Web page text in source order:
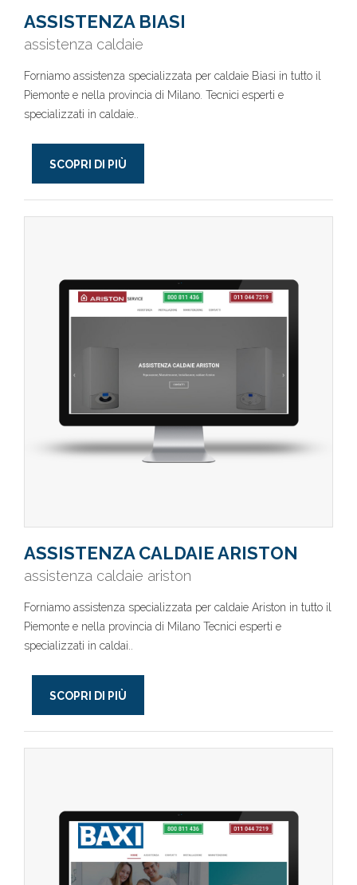
ASSISTENZA BIASI
assistenza caldaie
Forniamo assistenza specializzata per caldaie Biasi in tutto il
Piemonte e nella provincia di Milano. Tecnici esperti e
specializzati in caldaie..
SCOPRI DI PIÙ
ASSISTENZA CALDAIE ARISTON
assistenza caldaie ariston
Forniamo assistenza specializzata per caldaie Ariston in tutto il
Piemonte e nella provincia di Milano Tecnici esperti e
specializzati in caldai..
SCOPRI DI PIÙ